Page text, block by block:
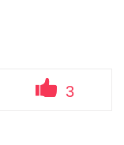
3